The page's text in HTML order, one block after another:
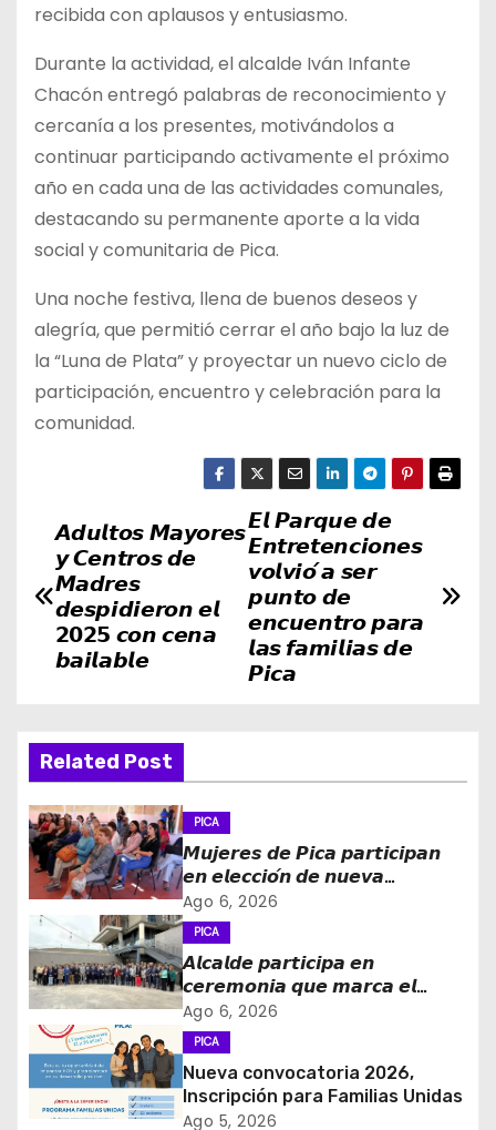
recibida con aplausos y entusiasmo.
Durante la actividad, el alcalde Iván Infante
Chacón entregó palabras de reconocimiento y
cercanía a los presentes, motivándolos a
continuar participando activamente el próximo
año en cada una de las actividades comunales,
destacando su permanente aporte a la vida
social y comunitaria de Pica.
Una noche festiva, llena de buenos deseos y
alegría, que permitió cerrar el año bajo la luz de
la “Luna de Plata” y proyectar un nuevo ciclo de
participación, encuentro y celebración para la
comunidad.
N
a
a
c
i
ó
n
d
e
e
𝙀𝙡 𝙋𝙖𝙧𝙦𝙪𝙚 𝙙𝙚
𝙀𝙣𝙩𝙧𝙚𝙩𝙚𝙣𝙘𝙞𝙤𝙣𝙚𝙨
𝙫𝙤𝙡𝙫𝙞𝙤́ 𝙖 𝙨𝙚𝙧
𝙥𝙪𝙣𝙩𝙤 𝙙𝙚
𝙚𝙣𝙘𝙪𝙚𝙣𝙩𝙧𝙤 𝙥𝙖𝙧𝙖
𝙡𝙖𝙨 𝙛𝙖𝙢𝙞𝙡𝙞𝙖𝙨 𝙙𝙚
𝙋𝙞𝙘𝙖
𝘼𝙙𝙪𝙡𝙩𝙤𝙨 𝙈𝙖𝙮𝙤𝙧𝙚𝙨
𝙮 𝘾𝙚𝙣𝙩𝙧𝙤𝙨 𝙙𝙚
𝙈𝙖𝙙𝙧𝙚𝙨
𝙙𝙚𝙨𝙥𝙞𝙙𝙞𝙚𝙧𝙤𝙣 𝙚𝙡
𝟮𝟬𝟮𝟱 𝙘𝙤𝙣 𝙘𝙚𝙣𝙖
𝙗𝙖𝙞𝙡𝙖𝙗𝙡𝙚
Related Post
PICA
𝙈𝙪𝙟𝙚𝙧𝙚𝙨 𝙙𝙚 𝙋𝙞𝙘𝙖 𝙥𝙖𝙧𝙩𝙞𝙘𝙞𝙥𝙖𝙣
𝙚𝙣 𝙚𝙡𝙚𝙘𝙘𝙞𝙤́𝙣 𝙙𝙚 𝙣𝙪𝙚𝙫𝙖
𝙙𝙞𝙧𝙚𝙘𝙩𝙞𝙫𝙖 𝙙𝙚 𝙡𝙖 𝙈𝙚𝙨𝙖 𝙙𝙚 𝙡𝙖
𝙈𝙪𝙟𝙚𝙧 𝙍𝙪𝙧𝙖𝙡 𝙚 𝙄𝙣𝙙𝙞́𝙜𝙚𝙣𝙖
Ago 6, 2026
PICA
𝘼𝙡𝙘𝙖𝙡𝙙𝙚 𝙥𝙖𝙧𝙩𝙞𝙘𝙞𝙥𝙖 𝙚𝙣
𝙘𝙚𝙧𝙚𝙢𝙤𝙣𝙞𝙖 𝙦𝙪𝙚 𝙢𝙖𝙧𝙘𝙖 𝙚𝙡
𝙞𝙣𝙜𝙧𝙚𝙨𝙤 𝙙𝙚 𝙚𝙜𝙧𝙚𝙨𝙖𝙙𝙤𝙨 𝙙𝙚𝙡
𝙇𝙞𝙘𝙚𝙤 𝘽𝙞𝙘𝙚𝙣𝙩𝙚𝙣𝙖𝙧𝙞𝙤 𝙋𝙖𝙙𝙧𝙚
𝘼𝙡𝙗𝙚𝙧𝙩𝙤 𝙃𝙪𝙧𝙩𝙖𝙙𝙤 𝙙𝙚 𝙋𝙞𝙘𝙖 𝙖 𝙡𝙖
𝙞𝙣𝙙𝙪𝙨𝙩𝙧𝙞𝙖 𝙢𝙞𝙣𝙚𝙧𝙖
Ago 6, 2026
PICA
Nueva convocatoria 2026,
Inscripción para Familias Unidas
Ago 5, 2026